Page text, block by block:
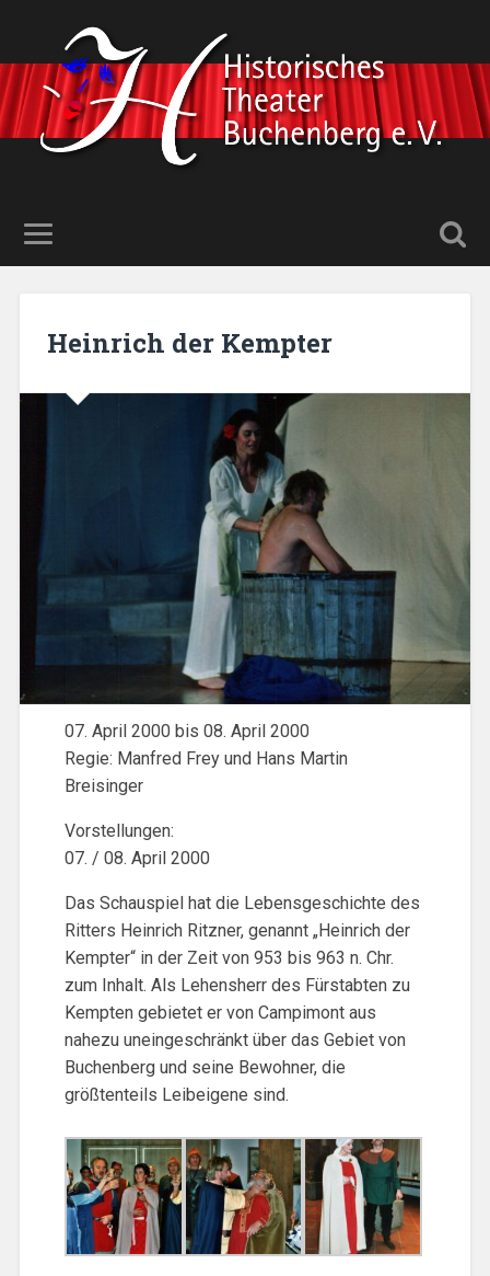
Heinrich der Kempter
07. April 2000 bis 08. April 2000
Regie: Manfred Frey und Hans Martin
Breisinger
Vorstellungen:
07. / 08. April 2000
Das Schauspiel hat die Lebensgeschichte des
Ritters Heinrich Ritzner, genannt „Heinrich der
Kempter“ in der Zeit von 953 bis 963 n. Chr.
zum Inhalt. Als Lehensherr des Fürstabten zu
Kempten gebietet er von Campimont aus
nahezu uneingeschränkt über das Gebiet von
Buchenberg und seine Bewohner, die
größtenteils Leibeigene sind.